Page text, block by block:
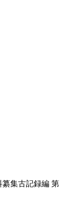
纂集古記録編 第